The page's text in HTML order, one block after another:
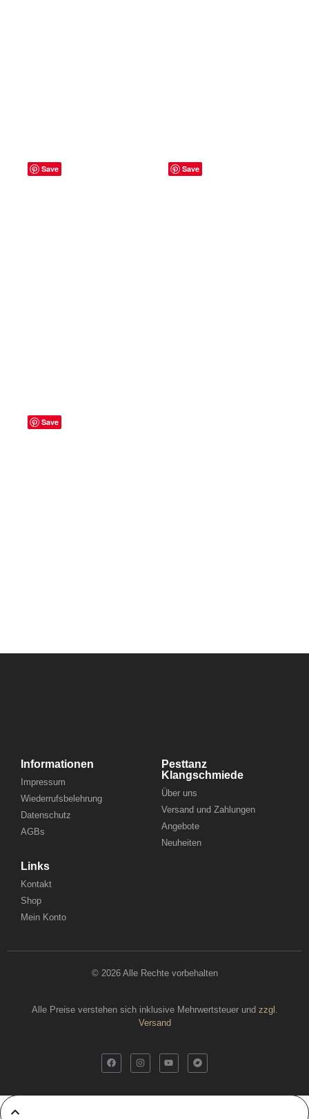
Informationen
Impressum
Wiederrufsbelehrung
Datenschutz
AGBs
Pesttanz
Klangschmiede
Über uns
Versand und Zahlungen
Angebote
Neuheiten
Links
Kontakt
Shop
Mein Konto
© 2026 Alle Rechte vorbehalten
Alle Preise verstehen sich inklusive Mehrwertsteuer und zzgl.
Versand